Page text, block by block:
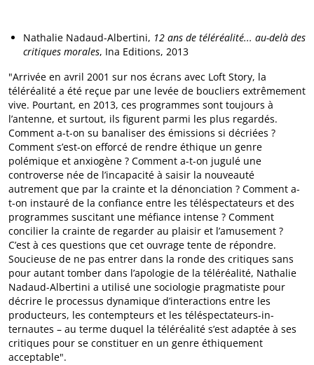
Nathalie Nadaud-Albertini, 12 ans de téléréalité... au-delà des
critiques morales, Ina Editions, 2013
"Arrivée en avril 2001 sur nos écrans avec Loft Story, la
téléréalité a été reçue par une levée de boucliers extrêmement
vive. Pourtant, en 2013, ces programmes sont toujours à
l’antenne, et surtout, ils figurent parmi les plus regardés.
Comment a-t-on su banaliser des émissions si décriées ?
Comment s’est-on efforcé de rendre éthique un genre
polémique et anxiogène ? Comment a-t-on jugulé une
controverse née de l’incapacité à saisir la nouveauté
autrement que par la crainte et la dénonciation ? Comment a-
t-on instauré de la confiance entre les téléspectateurs et des
programmes suscitant une méfiance intense ? Comment
concilier la crainte de regarder au plaisir et l’amusement ?
C’est à ces questions que cet ouvrage tente de répondre.
Soucieuse de ne pas entrer dans la ronde des critiques sans
pour autant tomber dans l’apologie de la téléréalité, Nathalie
Nadaud-Albertini a utilisé une sociologie pragmatiste pour
décrire le processus dynamique d’interactions entre les
producteurs, les contempteurs et les téléspectateurs-in-
ternautes – au terme duquel la téléréalité s’est adaptée à ses
critiques pour se constituer en un genre éthiquement
acceptable".